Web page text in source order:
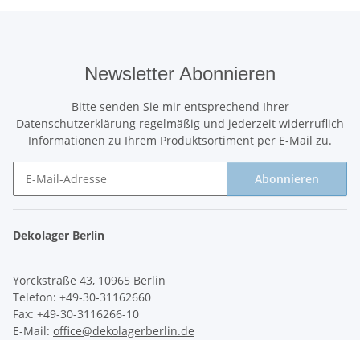
Newsletter Abonnieren
Bitte senden Sie mir entsprechend Ihrer
Datenschutzerklärung regelmäßig und jederzeit widerruflich
Informationen zu Ihrem Produktsortiment per E-Mail zu.
Abonnieren
Dekolager Berlin
Yorckstraße 43, 10965 Berlin
Telefon: +49-30-31162660
Fax: +49-30-3116266-10
E-Mail: office@dekolagerberlin.de